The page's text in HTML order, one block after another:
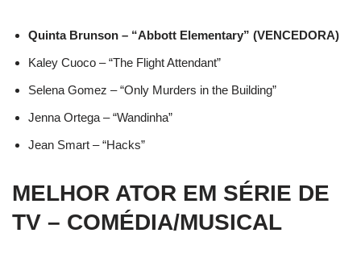
Quinta Brunson – “Abbott Elementary” (VENCEDORA)
Kaley Cuoco – “The Flight Attendant”
Selena Gomez – “Only Murders in the Building”
Jenna Ortega – “Wandinha”
Jean Smart – “Hacks”
MELHOR ATOR EM SÉRIE DE
TV – COMÉDIA/MUSICAL